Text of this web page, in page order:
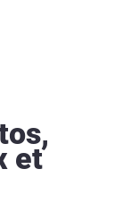
et